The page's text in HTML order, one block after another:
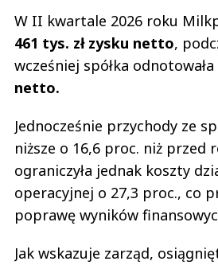
W II kwartale 2026 roku
461 tys. zł zysku netto,
wcześniej spółka odnotowała
netto.
Jednocześnie przychody ze
niższe o 16,6 proc. niż przed
ograniczyła jednak koszty
operacyjnej o 27,3 proc., co
poprawę wyników
Jak wskazuje zarząd,